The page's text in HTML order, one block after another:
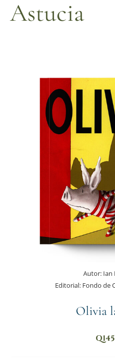
Astucia
Autor:Ian
Editorial:Fondo de
Olivia
Q